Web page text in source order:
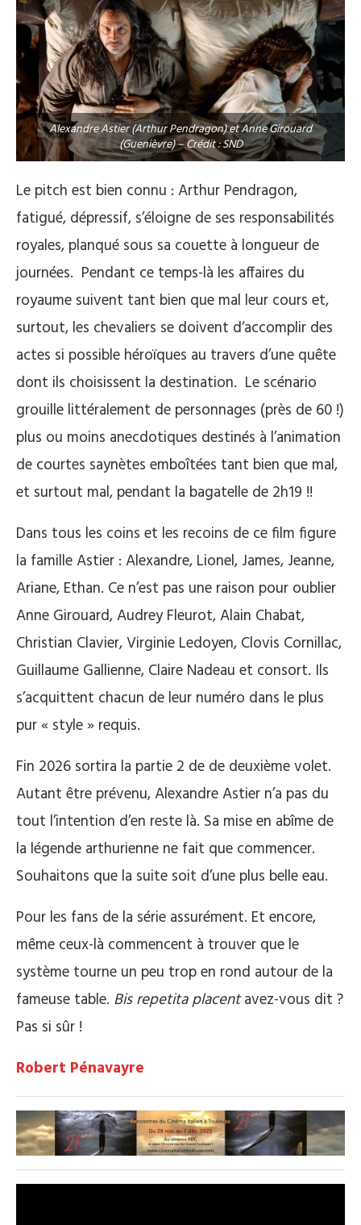
Alexandre Astier (Arthur Pendragon) et Anne Girouard
(Guenièvre) – Crédit : SND
Le pitch est bien connu : Arthur Pendragon,
fatigué, dépressif, s’éloigne de ses responsabilités
royales, planqué sous sa couette à longueur de
journées. Pendant ce temps-là les affaires du
royaume suivent tant bien que mal leur cours et,
surtout, les chevaliers se doivent d‘accomplir des
actes si possible héroïques au travers d’une quête
dont ils choisissent la destination. Le scénario
grouille littéralement de personnages (près de 60 !)
plus ou moins anecdotiques destinés à l’animation
de courtes saynètes emboîtées tant bien que mal,
et surtout mal, pendant la bagatelle de 2h19 !!
Dans tous les coins et les recoins de ce film figure
la famille Astier : Alexandre, Lionel, James, Jeanne,
Ariane, Ethan. Ce n’est pas une raison pour oublier
Anne Girouard, Audrey Fleurot, Alain Chabat,
Christian Clavier, Virginie Ledoyen, Clovis Cornillac,
Guillaume Gallienne, Claire Nadeau et consort. Ils
s’acquittent chacun de leur numéro dans le plus
pur « style » requis.
Fin 2026 sortira la partie 2 de de deuxième volet.
Autant être prévenu, Alexandre Astier n’a pas du
tout l’intention d’en reste là. Sa mise en abîme de
la légende arthurienne ne fait que commencer.
Souhaitons que la suite soit d’une plus belle eau.
Pour les fans de la série assurément. Et encore,
même ceux-là commencent à trouver que le
système tourne un peu trop en rond autour de la
fameuse table. Bis repetita placentavez-vous dit ?
Pas si sûr !
Robert Pénavayre